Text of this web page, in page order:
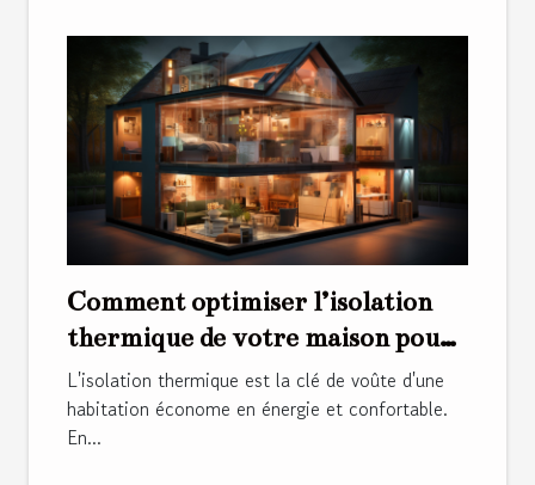
Comment optimiser l’isolation
thermique de votre maison pour
une meilleure efficacité
énergétique
L'isolation thermique est la clé de voûte d'une
habitation économe en énergie et confortable.
En...